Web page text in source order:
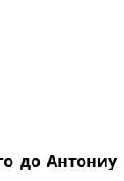
до Антониу